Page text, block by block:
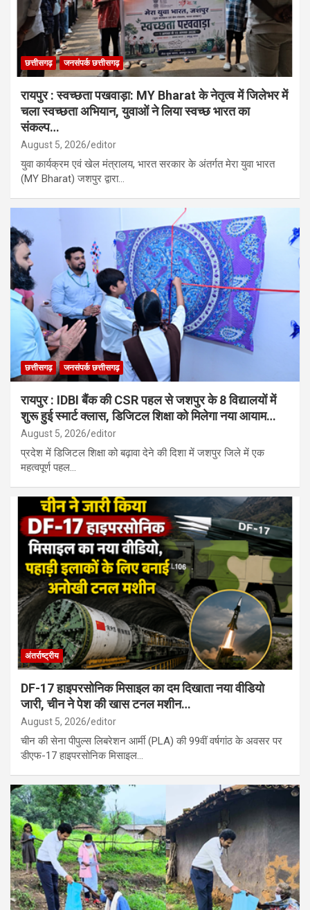
छत्तीसगढ़ जनसंपर्क छत्तीसगढ़
रायपुर : स्वच्छता पखवाड़ा: MY Bharat के नेतृत्व में जिलेभर में
चला स्वच्छता अभियान, युवाओं ने लिया स्वच्छ भारत का
संकल्प…
August 5, 2026 editor
युवा कार्यक्रम एवं खेल मंत्रालय, भारत सरकार के अंतर्गत मेरा युवा भारत
(MY Bharat) जशपुर द्वारा…
छत्तीसगढ़ जनसंपर्क छत्तीसगढ़
रायपुर : IDBI बैंक की CSR पहल से जशपुर के 8 विद्यालयों में
शुरू हुई स्मार्ट क्लास, डिजिटल शिक्षा को मिलेगा नया आयाम…
August 5, 2026 editor
प्रदेश में डिजिटल शिक्षा को बढ़ावा देने की दिशा में जशपुर जिले में एक
महत्वपूर्ण पहल…
अंतर्राष्ट्रीय
DF-17 हाइपरसोनिक मिसाइल का दम दिखाता नया वीडियो
जारी, चीन ने पेश की खास टनल मशीन…
August 5, 2026 editor
चीन की सेना पीपुल्स लिबरेशन आर्मी (PLA) की 99वीं वर्षगांठ के अवसर पर
डीएफ-17 हाइपरसोनिक मिसाइल…